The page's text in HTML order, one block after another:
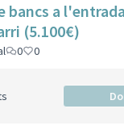
bancs a
(5.100€)
0 0